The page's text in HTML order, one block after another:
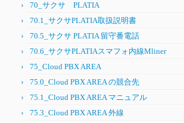
70_サクサ PLATIA
70.1_サクサPLATIA取扱説明書
70.5_サクサ PLATIA 留守番電話
70.6_サクサPLATIAスマフォ内線Mliner
75_Cloud PBX AREA
75.0_Cloud PBX AREA の競合先
75.1_Cloud PBX AREA マニュアル
75.3_Cloud PBX AREA 外線